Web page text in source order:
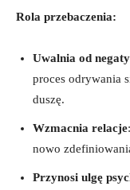
Rola przebaczenia:
Uwalnia od
proces odrywania
duszę.
Wzmacnia relacje
nowo
Przynosi ulgę